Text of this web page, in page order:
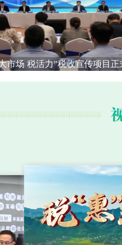
市场 税活力”税收宣传项目